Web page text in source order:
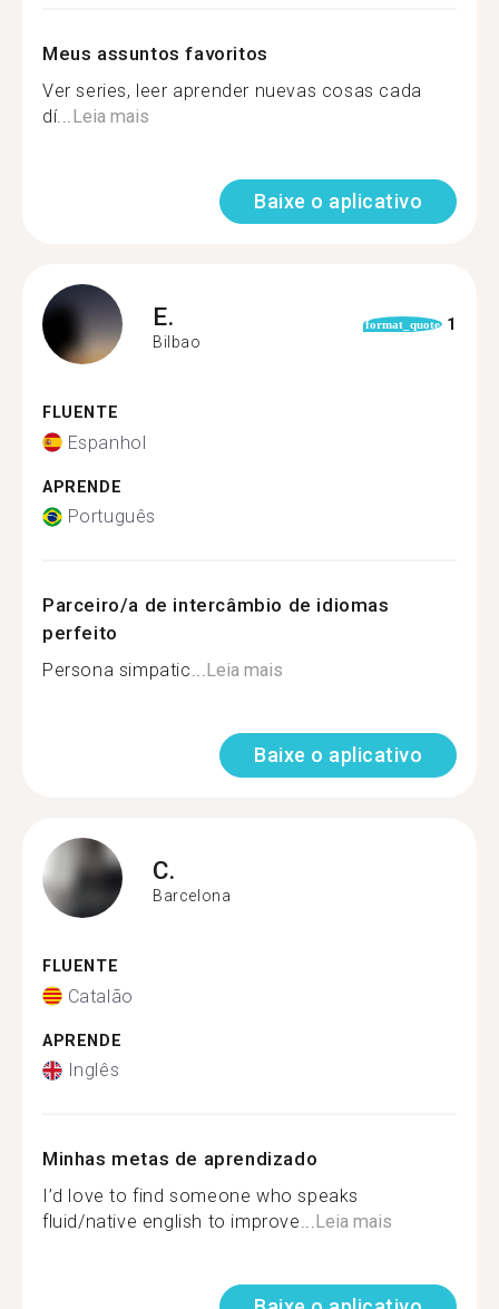
Meus assuntos favoritos
Ver series, leer aprender nuevas cosas cada
dí...Leia mais
Baixe o aplicativo
E.
Bilbao
format_quote 1
FLUENTE
Espanhol
APRENDE
Português
Parceiro/a de intercâmbio de idiomas
perfeito
Persona simpatic...Leia mais
Baixe o aplicativo
C.
Barcelona
FLUENTE
Catalão
APRENDE
Inglês
Minhas metas de aprendizado
I’d love to find someone who speaks
fluid/native english to improve...Leia mais